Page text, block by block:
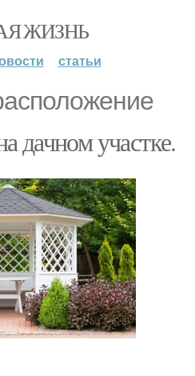
ЖИЗНЬ
статьи
дачном участке.